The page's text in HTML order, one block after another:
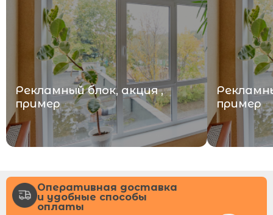
Рекламный блок, акция ,
пример
пример
Оперативная доставка
и удобные способы
оплаты